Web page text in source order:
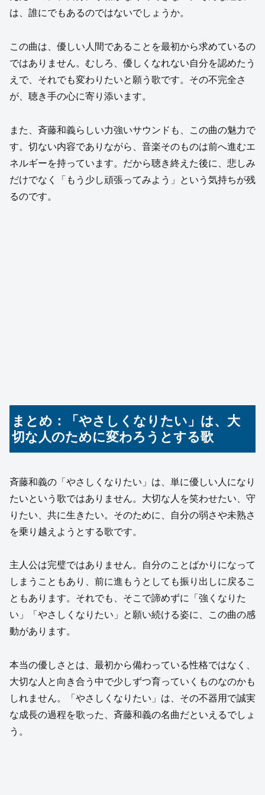
は、誰にでもあるのではないでしょうか。
この曲は、優しい人間であることを最初から求めているの
ではありません。むしろ、優しくなれない自分を認めたう
えで、それでも変わりたいと願う歌です。その不完全さ
が、聴き手の心に寄り添います。
また、斉藤和義らしい力強いサウンドも、この曲の魅力で
す。切ない内容でありながら、音楽そのものは前へ進むエ
ネルギーを持っています。だから聴き終えた後に、悲しみ
だけでなく「もう少し頑張ってみよう」という気持ちが残
るのです。
まとめ：「やさしくなりたい」は、大
切な人のために変わろうとする歌
斉藤和義の「やさしくなりたい」は、単に優しい人になり
たいという歌ではありません。大切な人を笑わせたい、守
りたい、共に生きたい。そのために、自分の弱さや未熟さ
を乗り越えようとする歌です。
主人公は完璧ではありません。自分のことばかりになって
しまうこともあり、前に進もうとしても振り出しに戻るこ
ともあります。それでも、そこで諦めずに「強くなりた
い」「やさしくなりたい」と願い続ける姿に、この曲の感
動があります。
本当の優しさとは、最初から備わっている性格ではなく、
大切な人と向き合う中で少しずつ育っていくものなのかも
しれません。「やさしくなりたい」は、その不器用で誠実
な成長の過程を歌った、斉藤和義の名曲だといえるでしょ
う。